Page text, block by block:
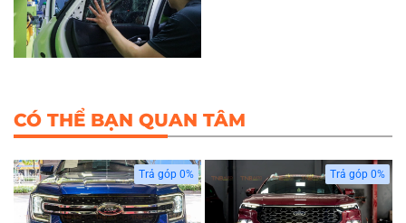
CÓ THỂ BẠN QUAN TÂM
Trả góp 0% Trả góp 0%